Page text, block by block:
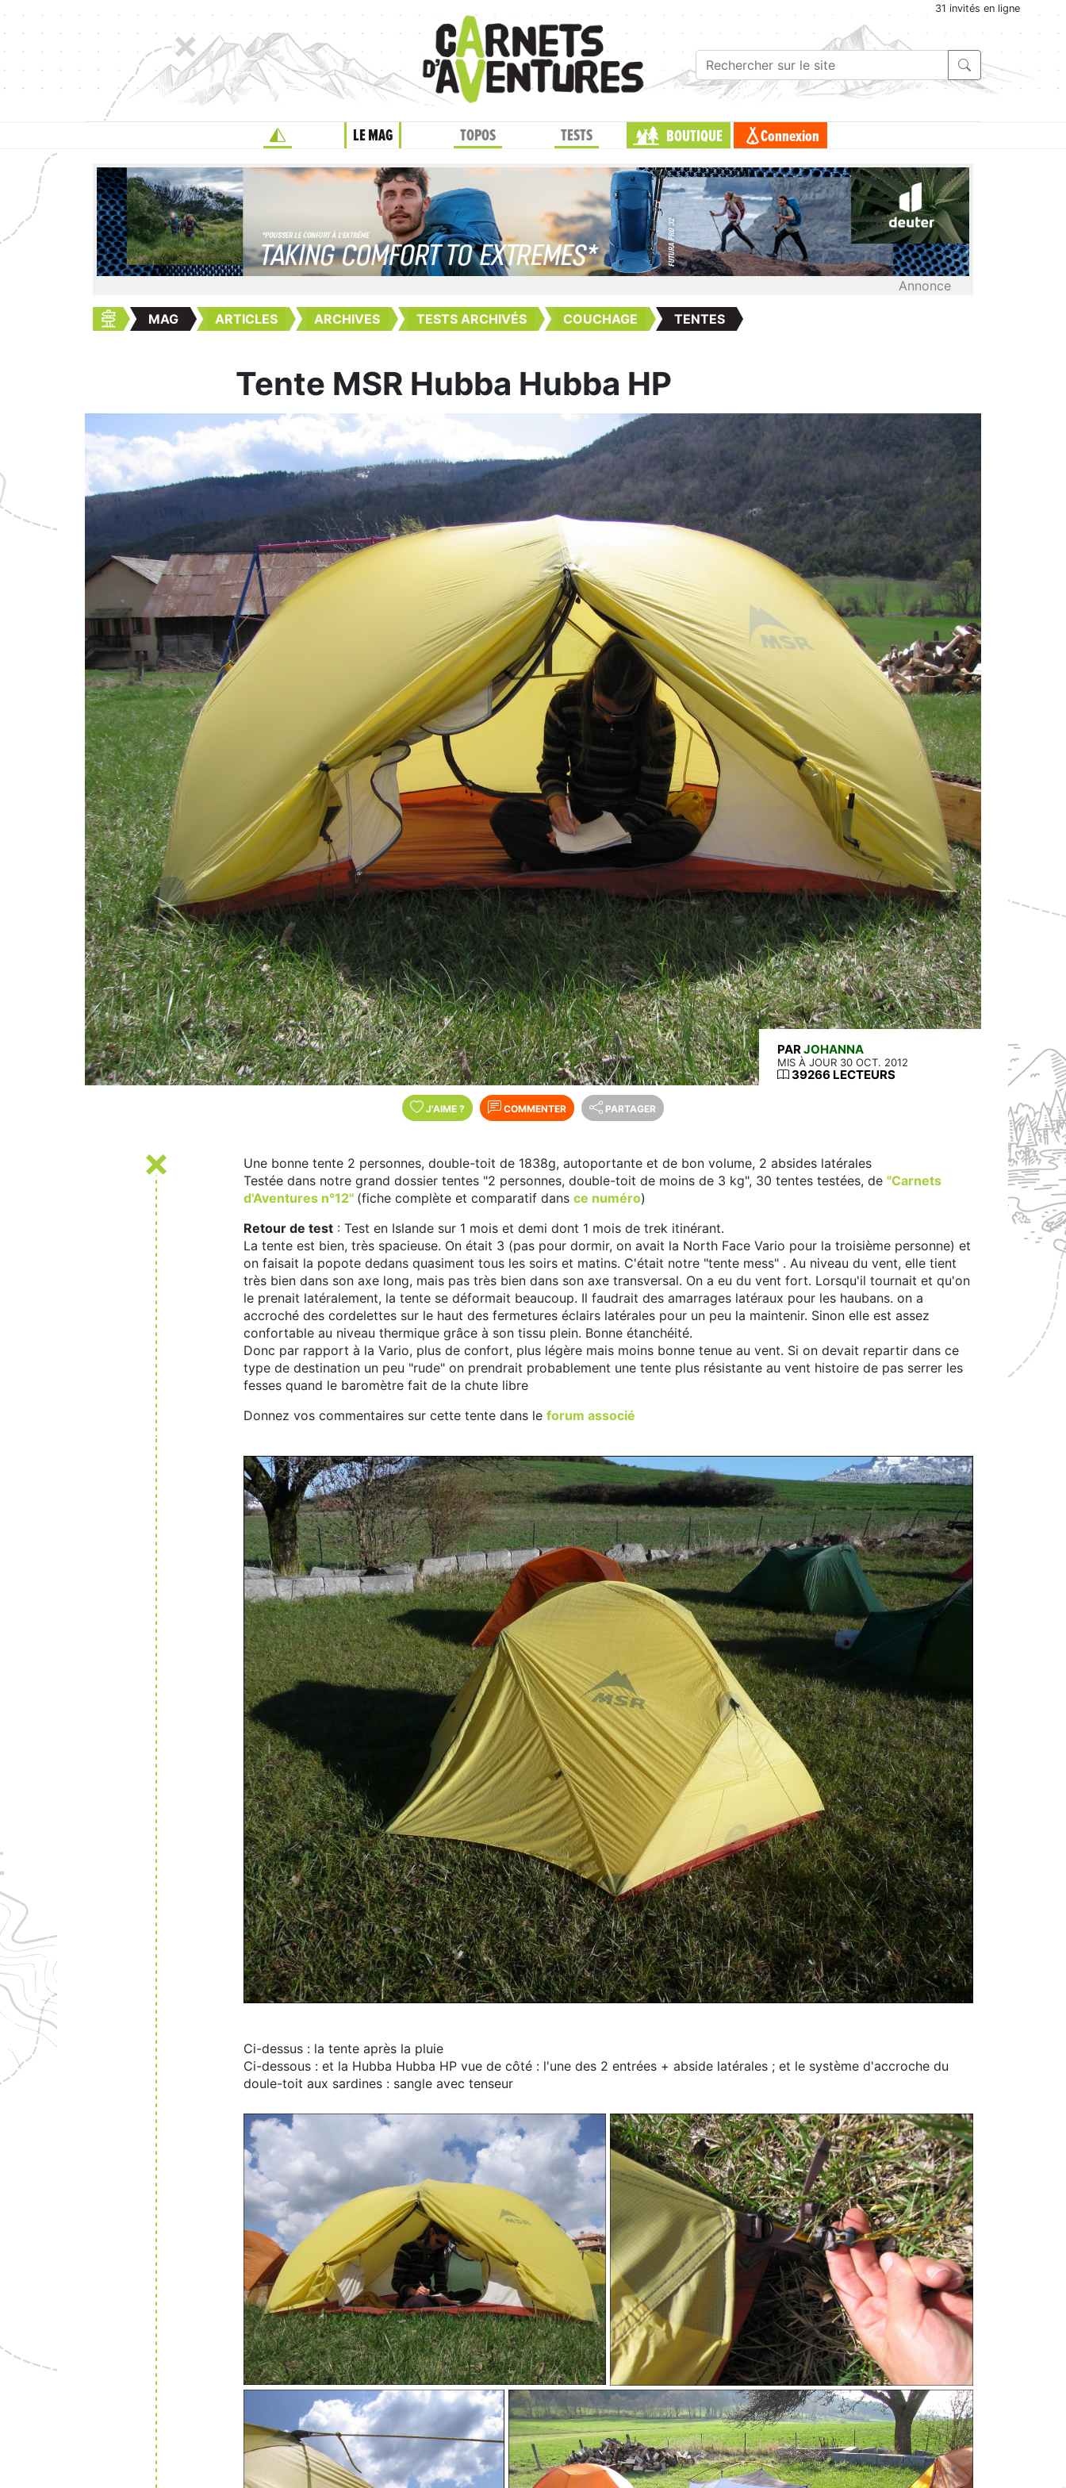
31 invités en ligne
LE MAG TOPOS TESTS BOUTIQUE Connexion
Annonce
MAG ARTICLES ARCHIVES TESTS ARCHIVÉS COUCHAGE TENTES
Tente MSR Hubba Hubba HP
PARJOHANNA
MIS À JOUR 30 OCT. 2012
39266 LECTEURS
J'AIME ? COMMENTER PARTAGER
Une bonne tente 2 personnes, double-toit de 1838g, autoportante et de bon volume, 2 absides latérales
Testée dans notre grand dossier tentes "2 personnes, double-toit de moins de 3 kg", 30 tentes testées, de "Carnets
d'Aventures n°12" (fiche complète et comparatif dans ce numéro)
Retour de test : Test en Islande sur 1 mois et demi dont 1 mois de trek itinérant.
La tente est bien, très spacieuse. On était 3 (pas pour dormir, on avait la North Face Vario pour la troisième personne) et
on faisait la popote dedans quasiment tous les soirs et matins. C'était notre "tente mess" . Au niveau du vent, elle tient
très bien dans son axe long, mais pas très bien dans son axe transversal. On a eu du vent fort. Lorsqu'il tournait et qu'on
le prenait latéralement, la tente se déformait beaucoup. Il faudrait des amarrages latéraux pour les haubans. on a
accroché des cordelettes sur le haut des fermetures éclairs latérales pour un peu la maintenir. Sinon elle est assez
confortable au niveau thermique grâce à son tissu plein. Bonne étanchéité.
Donc par rapport à la Vario, plus de confort, plus légère mais moins bonne tenue au vent. Si on devait repartir dans ce
type de destination un peu "rude" on prendrait probablement une tente plus résistante au vent histoire de pas serrer les
fesses quand le baromètre fait de la chute libre
Donnez vos commentaires sur cette tente dans le forum associé
Ci-dessus : la tente après la pluie
Ci-dessous : et la Hubba Hubba HP vue de côté : l'une des 2 entrées + abside latérales ; et le système d'accroche du
doule-toit aux sardines : sangle avec tenseur